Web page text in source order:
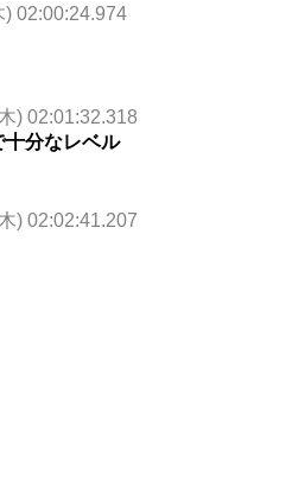
) 02:00:24.974
) 02:01:32.318
十分なレベル
) 02:02:41.207